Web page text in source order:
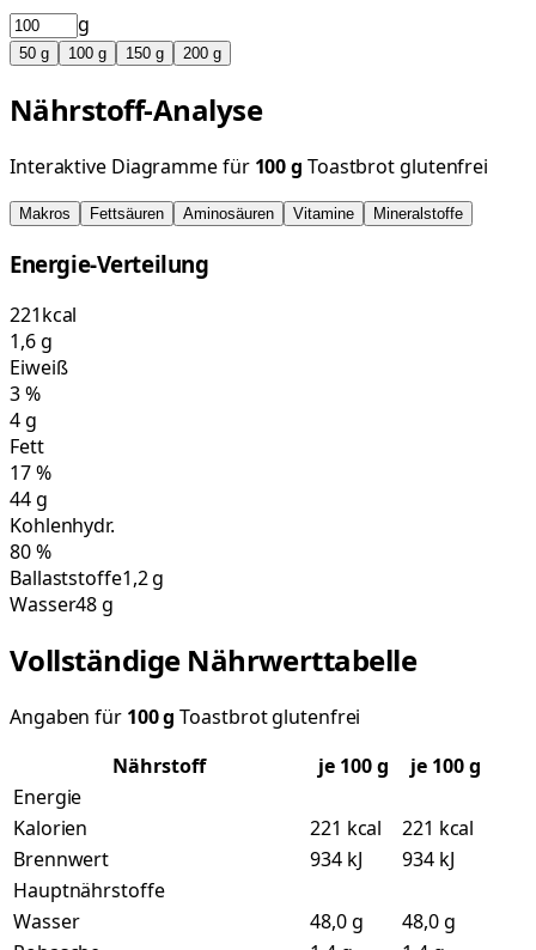
g
50 g 100 g 150 g 200 g
Nährstoff-Analyse
Interaktive Diagramme für 100g Toastbrot glutenfrei
Makros Fettsäuren Aminosäuren Vitamine Mineralstoffe
Energie-Verteilung
221kcal
1,6g
Eiweiß
3%
4g
Fett
17%
44g
Kohlenhydr.
80%
Ballaststoffe1,2 g
Wasser48 g
Vollständige Nährwerttabelle
Angaben für 100g Toastbrot glutenfrei
Nährstoff
je 100g
je 100 g
Energie
Kalorien
221 kcal
221 kcal
Brennwert
934 kJ
934 kJ
Hauptnährstoffe
Wasser
48,0 g
48,0 g